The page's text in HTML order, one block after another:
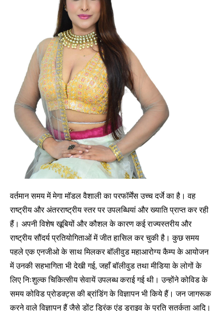
वर्तमान समय में मेगा मॉडल वैशाली का परफॉर्मेंस उच्च दर्जे का है। वह
राष्ट्रीय और अंतरराष्ट्रीय स्तर पर उपलब्धियां और ख्याति प्राप्त कर रही
हैं। अपनी विशेष खूबियों और कौशल के कारण कई राज्यस्तरीय और
राष्ट्रीय सौंदर्य प्रतियोगिताओं में जीत हासिल कर चुकी है। कुछ समय
पहले एक एनजीओ के साथ मिलकर बॉलीवुड महाआरोग्य कैम्प के आयोजन
में उनकी सहभागिता भी देखी गई, जहाँ बॉलीवुड तथा मीडिया के लोगों के
लिए निःशुल्क चिकित्सीय सेवायें उपलब्ध कराई गई थी। उन्होंने कोविड के
समय कोविड प्रोडक्ट्स की ब्रांडिंग के विज्ञापन भी किये हैं। जन जागरूक
करने वाले विज्ञापन हैं जैसे डोंट ड्रिंक एंड ड्राइव के प्रति सतर्कता आदि।